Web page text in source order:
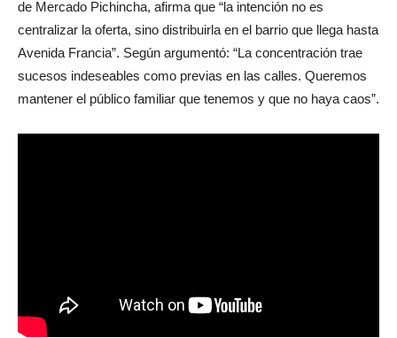
convertido en la “zona núcleo”, Germán Bruner, representante
de Mercado Pichincha, afirma que “la intención no es
centralizar la oferta, sino distribuirla en el barrio que llega hasta
Avenida Francia”. Según argumentó: “La concentración trae
sucesos indeseables como previas en las calles. Queremos